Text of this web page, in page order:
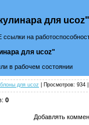
для ucoz"
ссылки на
для ucoz"
в рабочем состоянии
для ucoz Просмотров: 934
: 0
Добавлять